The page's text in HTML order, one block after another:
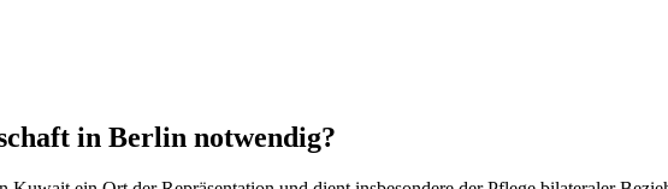
in Berlin notwendig?